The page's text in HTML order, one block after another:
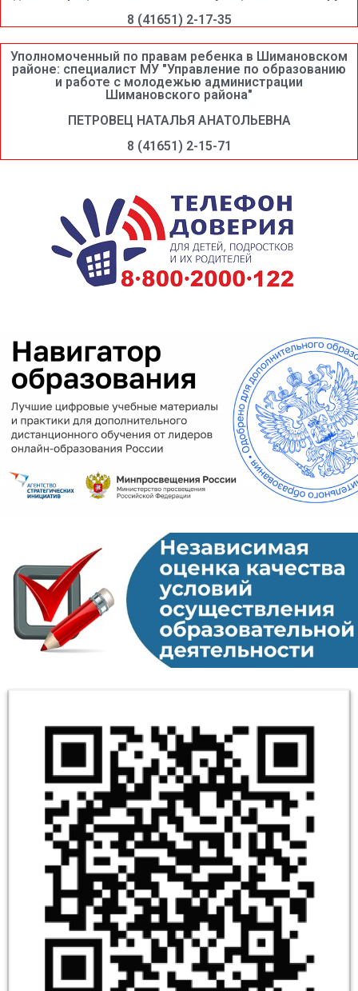
8 (41651) 2-17-35
Уполномоченный по правам ребенка в Шимановском
районе: специалист МУ "Управление по образованию
и работе с молодежью администрации
Шимановского района"
ПЕТРОВЕЦ НАТАЛЬЯ АНАТОЛЬЕВНА
8 (41651) 2-15-71